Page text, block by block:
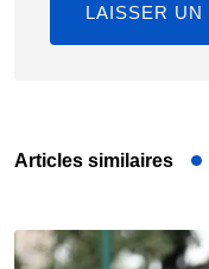
Articles similaires